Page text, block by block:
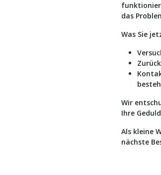
das
Was Sie
Wir
Ihre
Als kleine
nächste